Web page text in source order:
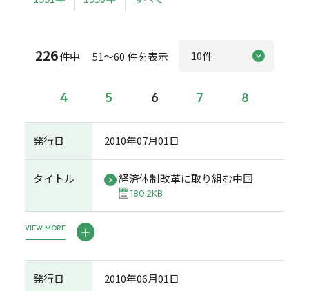
226件中 51～60 件を表示
4 5 6 7 8
発行日 2010年07月01日
タイトル 経済体制改革に取り組む中国
180.2KB
VIEW MORE
発行日 2010年06月01日